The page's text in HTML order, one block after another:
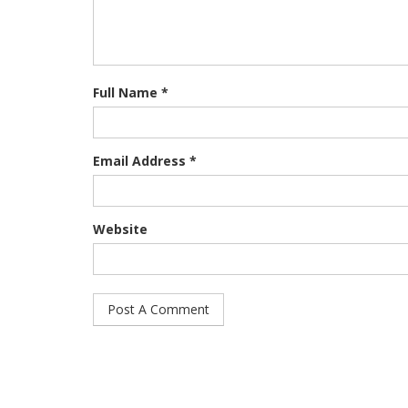
Full Name *
Email Address *
Website